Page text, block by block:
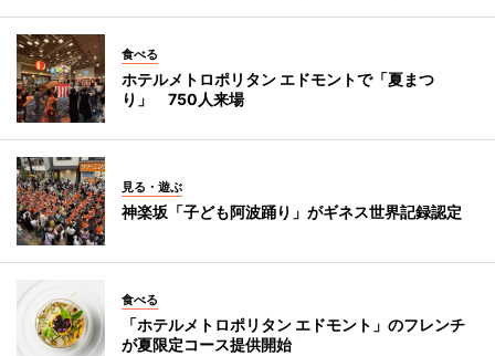
食べる
ホテルメトロポリタン エドモントで「夏まつ
り」 750人来場
見る・遊ぶ
神楽坂「子ども阿波踊り」がギネス世界記録認定
食べる
「ホテルメトロポリタン エドモント」のフレンチ
が夏限定コース提供開始